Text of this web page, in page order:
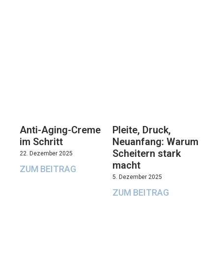
Anti-Aging-Creme
im Schritt
22. Dezember 2025
ZUM BEITRAG
Pleite, Druck,
Neuanfang: Warum
Scheitern stark
macht
5. Dezember 2025
ZUM BEITRAG